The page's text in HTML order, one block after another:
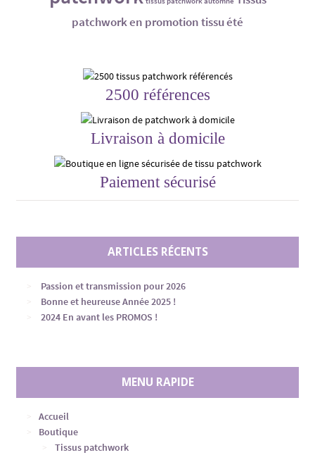
patchwork en promotiontissu été
2500 références
Livraison à domicile
Paiement sécurisé
ARTICLES RÉCENTS
Passion et transmission pour 2026
Bonne et heureuse Année 2025 !
2024 En avant les PROMOS !
MENU RAPIDE
Accueil
Boutique
Tissus patchwork